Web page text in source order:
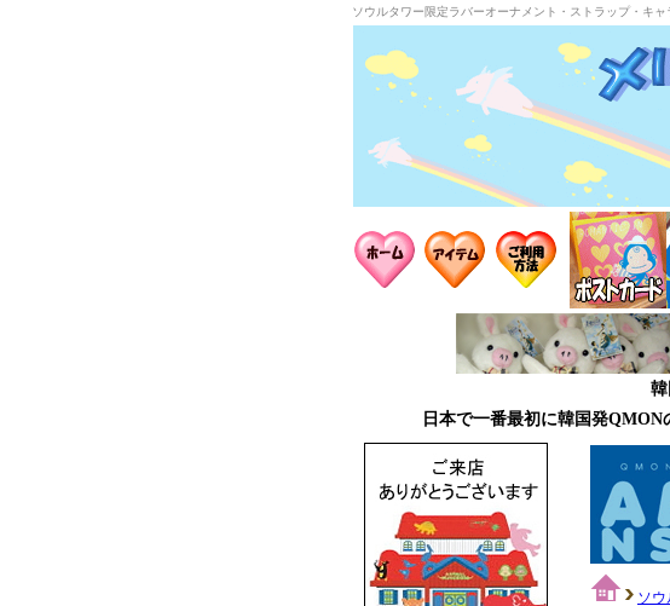
ソウルタワー限定ラバーオーナメント・ストラップ・キ
韓
日本で一番最初に韓国発
ソ